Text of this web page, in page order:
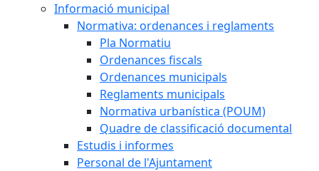
Informació municipal
Normativa: ordenances i reglaments
Pla Normatiu
Ordenances fiscals
Ordenances municipals
Reglaments municipals
Normativa urbanística (POUM)
Quadre de classificació documental
Estudis i informes
Personal de l'Ajuntament